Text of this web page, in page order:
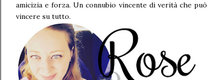
amicizia e forza. Un connubio vincente di verità che può
vincere su tutto.